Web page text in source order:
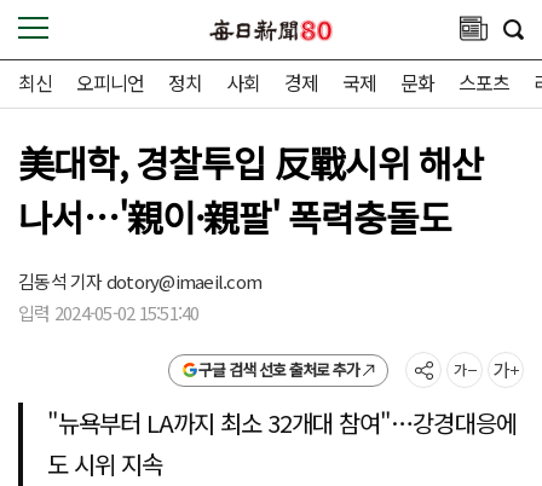
최신 오피니언 정치 사회 경제 국제 문화 스포츠
美대학, 경찰투입 反戰시위 해산
나서…'親이·親팔' 폭력충돌도
김동석 기자dotory@imaeil.com
입력 2024-05-02 15:51:40
구글 검색 선호 출처로 추가
"뉴욕부터 LA까지 최소 32개대 참여"…강경대응에
도 시위 지속